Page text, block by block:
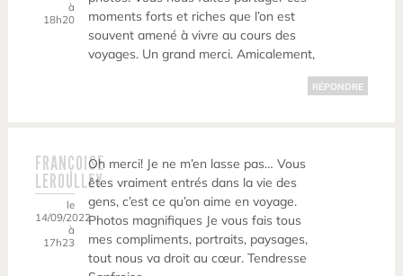
à
18h20
moments forts et riches que l’on est
souvent amené à vivre au cours des
voyages. Un grand merci. Amicalement,
RÉPONDRE
FRANÇOISE
LEROULLEY
le
14/09/2022
à
17h23
Oh merci! Je ne m’en lasse pas… Vous
êtes vraiment entrés dans la vie des
gens, c’est ce qu’on aime en voyage.
Photos magnifiques Je vous fais tous
mes compliments, portraits, paysages,
tout nous va droit au cœur. Tendresse